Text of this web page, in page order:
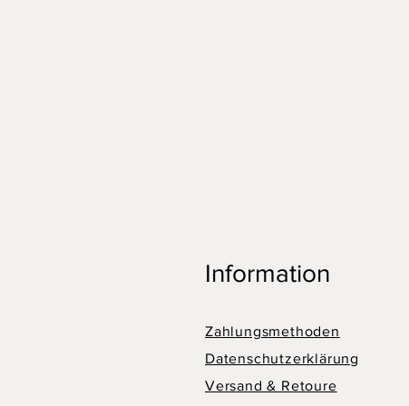
Information
Zahlungsmethoden
Datenschutzerklärung
Versand & Retoure